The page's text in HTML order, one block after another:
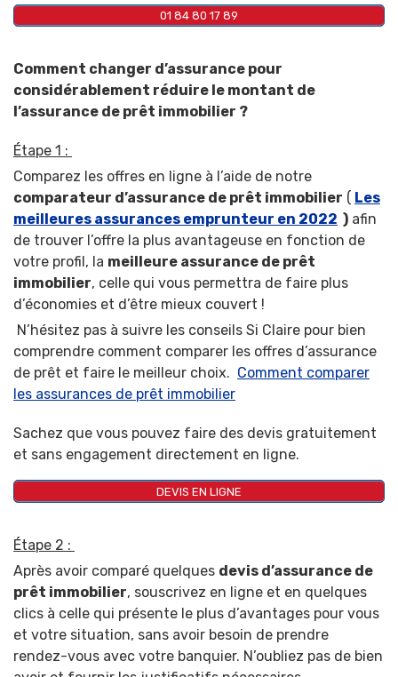
01 84 80 17 89
Comment changer d’assurance pour
considérablement réduire le montant de
l’assurance de prêt immobilier ?
Étape 1 :
Comparez les offres en ligne à l’aide de notre
comparateur d’assurance de prêt immobilier ( Les
meilleures assurances emprunteur en 2022 ) afin
de trouver l’offre la plus avantageuse en fonction de
votre profil, la meilleure assurance de prêt
immobilier, celle qui vous permettra de faire plus
d’économies et d’être mieux couvert !
N’hésitez pas à suivre les conseils Si Claire pour bien
comprendre comment comparer les offres d’assurance
de prêt et faire le meilleur choix. Comment comparer
les assurances de prêt immobilier
Sachez que vous pouvez faire des devis gratuitement
et sans engagement directement en ligne.
DEVIS EN LIGNE
Étape 2 :
Après avoir comparé quelques devis d’assurance de
prêt immobilier, souscrivez en ligne et en quelques
clics à celle qui présente le plus d’avantages pour vous
et votre situation, sans avoir besoin de prendre
rendez-vous avec votre banquier. N’oubliez pas de bien